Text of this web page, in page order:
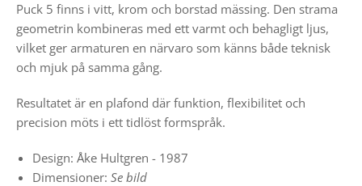
Puck 5 finns i vitt, krom och borstad mässing. Den strama
geometrin kombineras med ett varmt och behagligt ljus,
vilket ger armaturen en närvaro som känns både teknisk
och mjuk på samma gång.
Resultatet är en plafond där funktion, flexibilitet och
precision möts i ett tidlöst formspråk.
Design: Åke Hultgren - 1987
Dimensioner: Se bild